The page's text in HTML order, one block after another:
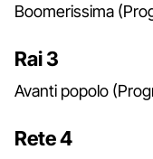
Boomerissima
Rai 3
Avanti popolo
Rete 4